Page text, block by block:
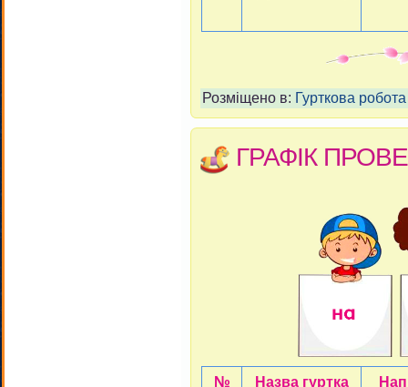
Розміщено в: Гурткова робота
ГРАФІК
№ Назва гуртка